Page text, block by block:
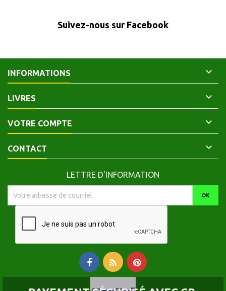
Suivez-nous sur Facebook
INFORMATIONS 
LIVRES 
VOTRE COMPTE 
CONTACT 
LETTRE D'INFORMATION